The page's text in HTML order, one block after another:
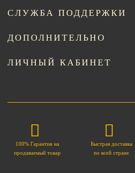
СЛУЖБА ПОДДЕРЖКИ
ДОПОЛНИТЕЛЬНО
ЛИЧНЫЙ КАБИНЕТ
100% Гарантия на
продаваемый товар
Быстрая доставка
по всей стране